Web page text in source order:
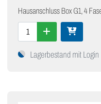
Hausanschluss Box G1, 4
Lagerbestand mit Login